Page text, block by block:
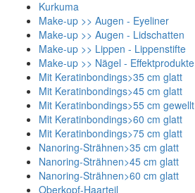
Kurkuma
Make-up >> Augen - Eyeliner
Make-up >> Augen - Lidschatten
Make-up >> Lippen - Lippenstifte
Make-up >> Nägel - Effektprodukte
Mit Keratinbondings>35 cm glatt
Mit Keratinbondings>45 cm glatt
Mit Keratinbondings>55 cm gewellt
Mit Keratinbondings>60 cm glatt
Mit Keratinbondings>75 cm glatt
Nanoring-Strähnen>35 cm glatt
Nanoring-Strähnen>45 cm glatt
Nanoring-Strähnen>60 cm glatt
Oberkopf-Haarteil